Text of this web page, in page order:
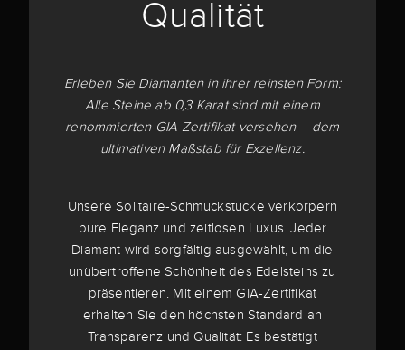
Qualität
Erleben Sie Diamanten in ihrer reinsten Form:
Alle Steine ab 0,3 Karat sind mit einem
renommierten GIA-Zertifikat versehen – dem
ultimativen Maßstab für Exzellenz.
Unsere Solitaire-Schmuckstücke verkörpern
pure Eleganz und zeitlosen Luxus. Jeder
Diamant wird sorgfältig ausgewählt, um die
unübertroffene Schönheit des Edelsteins zu
präsentieren. Mit einem GIA-Zertifikat
erhalten Sie den höchsten Standard an
Transparenz und Qualität: Es bestätigt